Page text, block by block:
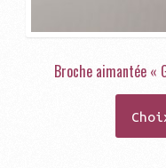
Broche aimantée «